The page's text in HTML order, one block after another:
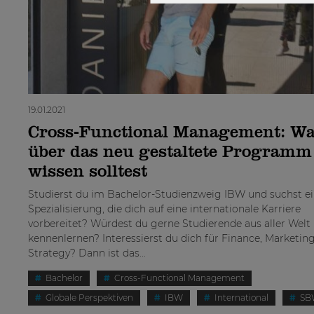
19.01.2021
Cross-Functional Management:
über das neu gestaltete Programm
wissen solltest
Studierst du im Bachelor-Studienzweig IBW und suchst
Spezialisierung, die dich auf eine internationale Karriere
vorbereitet? Würdest du gerne Studierende aus aller Welt
kennenlernen? Interessierst du dich für Finance,
Strategy? Dann ist das...
Bachelor
Cross-Functional Management
Globale Perspektiven
IBW International